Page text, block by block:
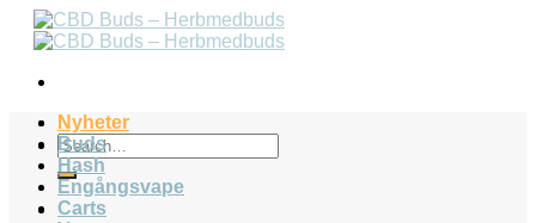
Skip
Search
for:
Nyheter
Buds
Hash
Engångsvape
Carts